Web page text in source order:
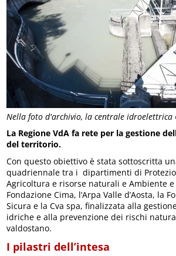
Nella foto d'archivio, la centrale idroelettrica
La Regione VdA fa rete per la gestione
del territorio.
Con questo obiettivo è stata sottoscritta
quadriennale tra i dipartimenti di
Agricoltura e risorse naturali e Ambiente
Fondazione Cima, l’Arpa Valle d’Aosta, la
Sicura e la Cva spa, finalizzata alla
idriche e alla prevenzione dei rischi
valdostano.
I pilastri dell’intesa